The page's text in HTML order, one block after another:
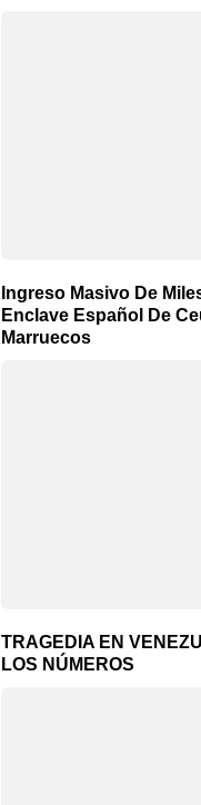
Ingreso Masivo De
Enclave Español De
Marruecos
TRAGEDIA EN
LOS NÚMEROS